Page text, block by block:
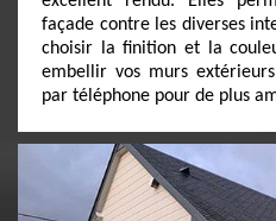
façade contre les diverses
choisir la finition et la
embellir vos murs
par téléphone pour de plus